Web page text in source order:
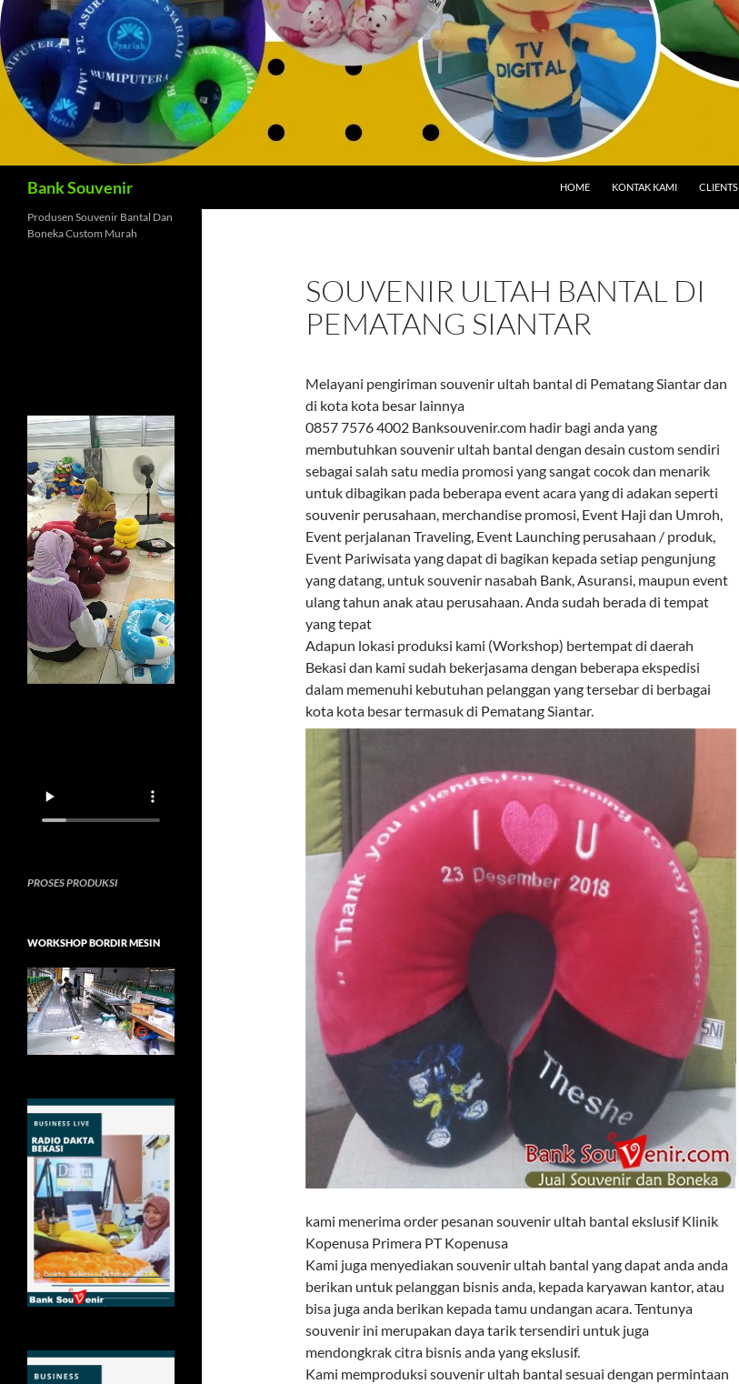
Bank Souvenir HOME KONTAK KAMI CLIENTS
SOUVENIR ULTAH BANTAL DI
PEMATANG SIANTAR
Melayani pengiriman souvenir ultah bantal di Pematang Siantar dan
di kota kota besar lainnya
0857 7576 4002 Banksouvenir.com hadir bagi anda yang
membutuhkan souvenir ultah bantal dengan desain custom sendiri
sebagai salah satu media promosi yang sangat cocok dan menarik
untuk dibagikan pada beberapa event acara yang di adakan seperti
souvenir perusahaan, merchandise promosi, Event Haji dan Umroh,
Event perjalanan Traveling, Event Launching perusahaan / produk,
Event Pariwisata yang dapat di bagikan kepada setiap pengunjung
yang datang, untuk souvenir nasabah Bank, Asuransi, maupun event
ulang tahun anak atau perusahaan. Anda sudah berada di tempat
yang tepat
Adapun lokasi produksi kami (Workshop) bertempat di daerah
Bekasi dan kami sudah bekerjasama dengan beberapa ekspedisi
dalam memenuhi kebutuhan pelanggan yang tersebar di berbagai
kota kota besar termasuk di Pematang Siantar.
kami menerima order pesanan souvenir ultah bantal ekslusif Klinik
Kopenusa Primera PT Kopenusa
Kami juga menyediakan souvenir ultah bantal yang dapat anda anda
berikan untuk pelanggan bisnis anda, kepada karyawan kantor, atau
bisa juga anda berikan kepada tamu undangan acara. Tentunya
souvenir ini merupakan daya tarik tersendiri untuk juga
mendongkrak citra bisnis anda yang ekslusif.
Kami memproduksi souvenir ultah bantal sesuai dengan permintaan
Produsen Souvenir Bantal Dan
Boneka Custom Murah
PROSES PRODUKSI
WORKSHOP BORDIR MESIN